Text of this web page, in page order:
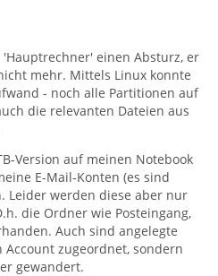
einen Absturz, er
mehr. Mittels Linux konnte
- noch alle Partitionen auf
die relevanten Dateien aus
Version auf meinen Notebook
E-Mail-Konten (es sind
Leider werden diese aber nur
die Ordner wie Posteingang,
Auch sind angelegte
zugeordnet, sondern
gewandert.